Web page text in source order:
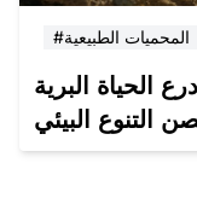
#المحميات الطبيعية
الحياة البرية
التنوع البيئي